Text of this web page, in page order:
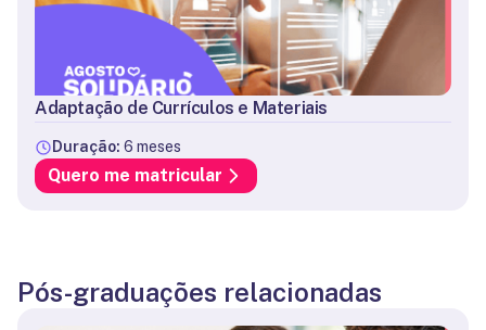
Adaptação de Currículos e Materiais
Duração: 6 meses
Quero me matricular
Pós-graduações relacionadas